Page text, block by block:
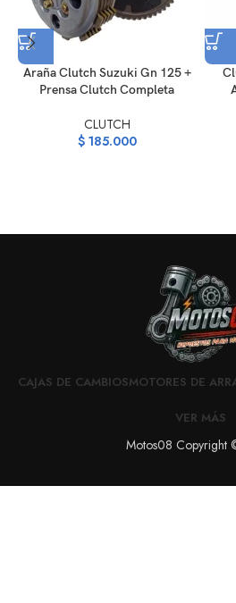
Araña Clutch Suzuki Gn 125 +
Prensa Clutch Completa
CLUTCH
$185.000
CAJAS DE CAMBIOSMOTORES DE
VER MÁS
Motos08 Copyright